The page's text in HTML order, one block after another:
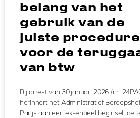
belang van het
gebruik van de
juiste procedure
voor de
van btw
Bij arrest van 30 januari 2026 (nr.
herinnert het Administratief
Parijs aan een essentieel beginsel: de